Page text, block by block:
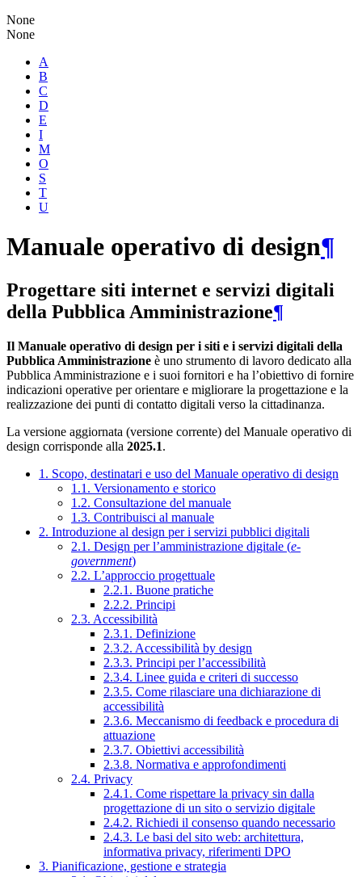
None
None
A
B
C
D
E
I
M
O
S
T
U
Manuale operativo di design¶
Progettare siti internet e servizi digitali
della Pubblica Amministrazione¶
Il Manuale operativo di design per i siti e i servizi digitali della
Pubblica Amministrazione è uno strumento di lavoro dedicato alla
Pubblica Amministrazione e i suoi fornitori e ha l’obiettivo di fornire
indicazioni operative per orientare e migliorare la progettazione e la
realizzazione dei punti di contatto digitali verso la cittadinanza.
La versione aggiornata (versione corrente) del Manuale operativo di
design corrisponde alla 2025.1.
1. Scopo, destinatari e uso del Manuale operativo di design
1.1. Versionamento e storico
1.2. Consultazione del manuale
1.3. Contribuisci al manuale
2. Introduzione al design per i servizi pubblici digitali
2.1. Design per l’amministrazione digitale (e-
government)
2.2. L’approccio progettuale
2.2.1. Buone pratiche
2.2.2. Principi
2.3. Accessibilità
2.3.1. Definizione
2.3.2. Accessibilità by design
2.3.3. Principi per l’accessibilità
2.3.4. Linee guida e criteri di successo
2.3.5. Come rilasciare una dichiarazione di
accessibilità
2.3.6. Meccanismo di feedback e procedura di
attuazione
2.3.7. Obiettivi accessibilità
2.3.8. Normativa e approfondimenti
2.4. Privacy
2.4.1. Come rispettare la privacy sin dalla
progettazione di un sito o servizio digitale
2.4.2. Richiedi il consenso quando necessario
2.4.3. Le basi del sito web: architettura,
informativa privacy, riferimenti DPO
3. Pianificazione, gestione e strategia